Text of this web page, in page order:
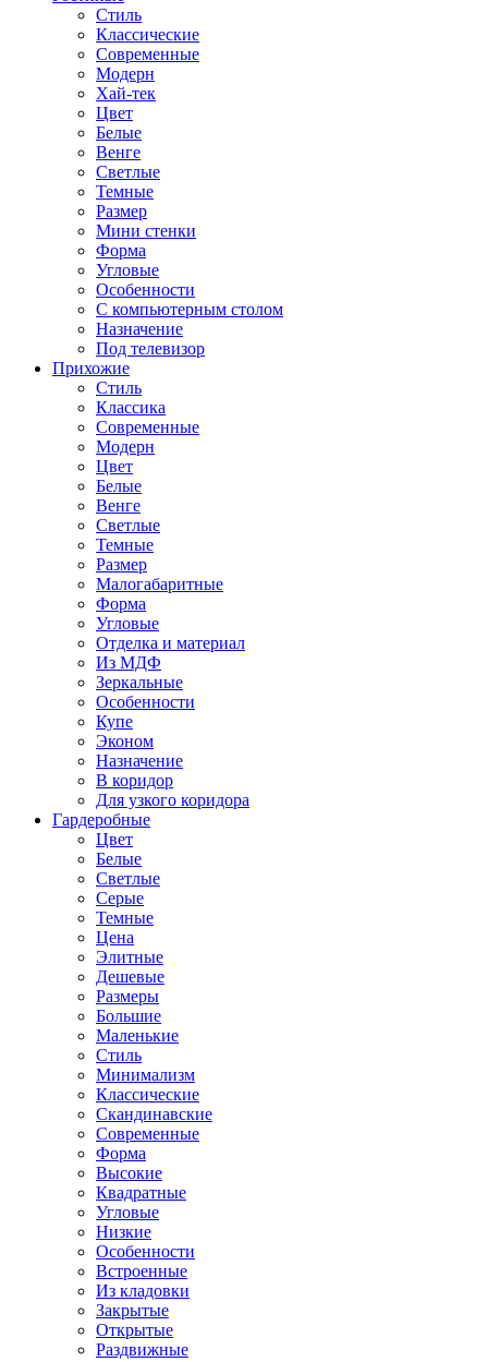
Стиль
Классические
Современные
Модерн
Хай-тек
Цвет
Белые
Венге
Светлые
Темные
Размер
Мини стенки
Форма
Угловые
Особенности
С компьютерным столом
Назначение
Под телевизор
Прихожие
Стиль
Классика
Современные
Модерн
Цвет
Белые
Венге
Светлые
Темные
Размер
Малогабаритные
Форма
Угловые
Отделка и материал
Из МДФ
Зеркальные
Особенности
Купе
Эконом
Назначение
В коридор
Для узкого коридора
Гардеробные
Цвет
Белые
Светлые
Серые
Темные
Цена
Элитные
Дешевые
Размеры
Большие
Маленькие
Стиль
Минимализм
Классические
Скандинавские
Современные
Форма
Высокие
Квадратные
Угловые
Низкие
Особенности
Встроенные
Из кладовки
Закрытые
Открытые
Раздвижные